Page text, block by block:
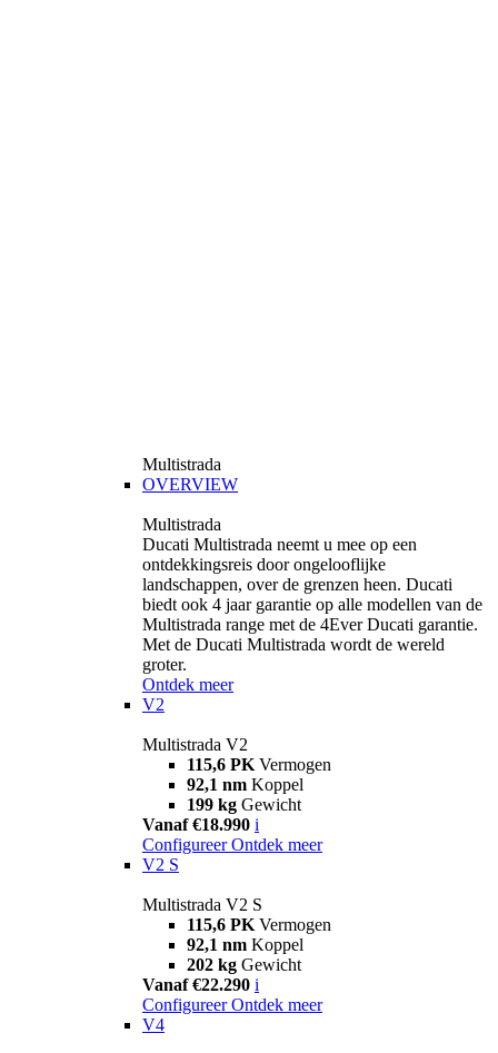
Multistrada
OVERVIEW
Multistrada
Ducati Multistrada neemt u mee op een
ontdekkingsreis door ongelooflijke
landschappen, over de grenzen heen. Ducati
biedt ook 4 jaar garantie op alle modellen van de
Multistrada range met de 4Ever Ducati garantie.
Met de Ducati Multistrada wordt de wereld
groter.
Ontdek meer
V2
Multistrada V2
115,6 PK Vermogen
92,1 nm Koppel
199 kg Gewicht
Vanaf €18.990 i
Configureer Ontdek meer
V2 S
Multistrada V2 S
115,6 PK Vermogen
92,1 nm Koppel
202 kg Gewicht
Vanaf €22.290 i
Configureer Ontdek meer
V4